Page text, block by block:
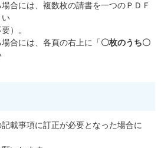
合には、複数枚の請書を一つのＰＤＦ
い
）。
には、各頁の右上に「〇枚のうち〇
事項に訂正が必要となった場合に